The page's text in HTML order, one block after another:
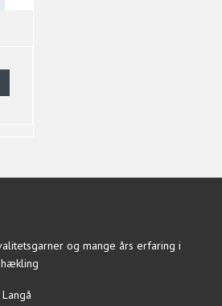
og mange års erfaring i